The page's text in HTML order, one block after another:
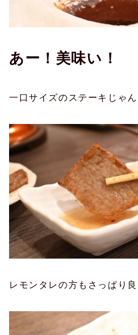
あー！美味い！
一口サイズのステーキじゃん
レモンタレの方もさっぱり良